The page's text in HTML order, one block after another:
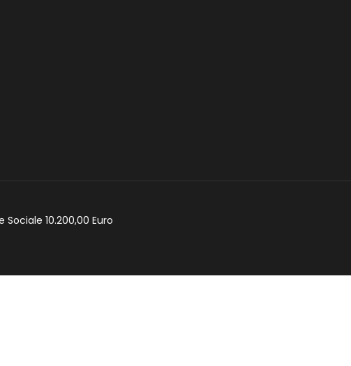
10.200,00 Euro